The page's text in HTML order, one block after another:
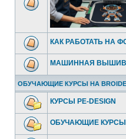
КАК РАБОТАТЬ НА
МАШИННАЯ
ОБУЧАЮЩИЕ КУРСЫ НА
КУРСЫ PE-DESIGN
ОБУЧАЮЩИЕ КУРСЫ